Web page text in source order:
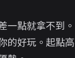
一點就拿不到。
的好玩。起點